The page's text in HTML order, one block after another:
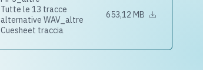
Tutte le 13 tracce
alternative WAV_altre
653,12 MB
Cuesheet traccia